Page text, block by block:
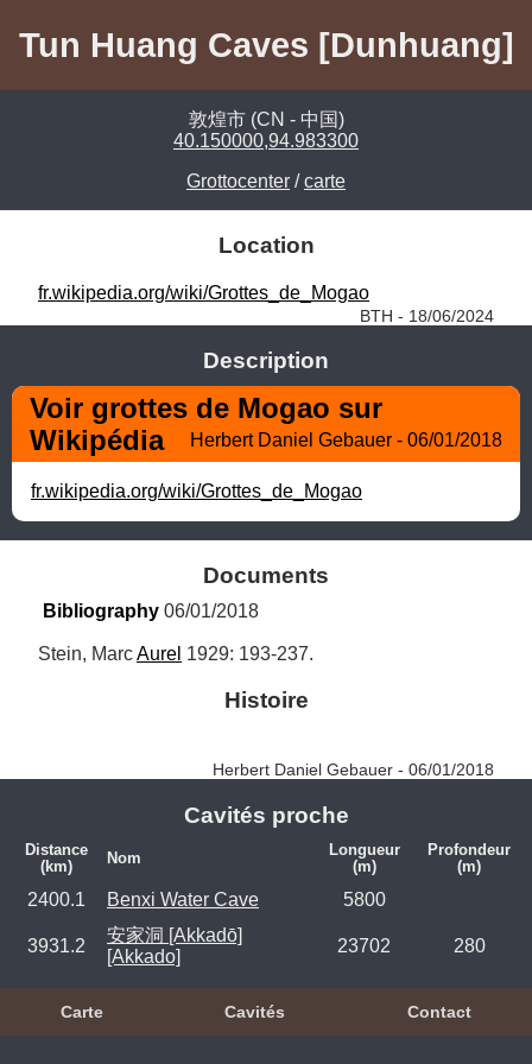
Tun Huang Caves [Dunhuang]
敦煌市 (CN - 中国)
40.150000,94.983300
Grottocenter /carte
Location
fr.wikipedia.org/wiki/Grottes_de_Mogao
BTH - 18/06/2024
Description
Voir grottes de Mogao sur
Wikipédia
Herbert Daniel Gebauer - 06/01/2018
fr.wikipedia.org/wiki/Grottes_de_Mogao
Documents
Bibliography 06/01/2018
Stein, Marc Aurel 1929: 193-237.
Histoire
Herbert Daniel Gebauer - 06/01/2018
Cavités proche
Distance
(km)
Nom
Longueur
(m)
Profondeur
(m)
2400.1 Benxi Water Cave 5800
3931.2
安家洞 [Akkadō]
[Akkado]
23702 280
Carte Cavités Contact